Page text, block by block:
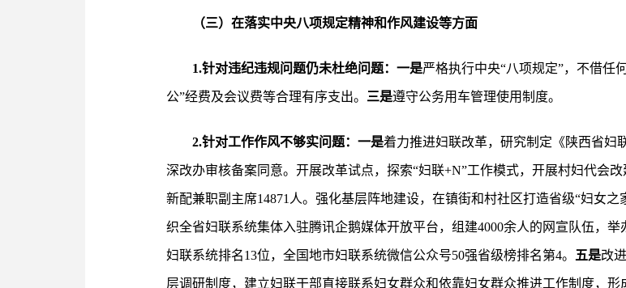
（三）在落实中央八项规定精神和作风建设等方面
1.针对违纪违规问题仍未杜绝问题：一是严格执行中央“八项规定”，不借任
公”经费及会议费等合理有序支出。 三是遵守公务用车管理使用制度。
2.针对工作作风不够实问题：一是着力推进妇联改革，研究制定《陕西省妇
深改办审核备案同意。开展改革试点，探索“妇联+N”工作模式，开展村妇代会
新配兼职副主席14871人。强化基层阵地建设，在镇街和村社区打造省级“妇女之
织全省妇联系统集体入驻腾讯企鹅媒体开放平台，组建4000余人的网宣队伍，
妇联系统排名13位，全国地市妇联系统微信公众号50强省级榜排名第4。 五是改
层调研制度，建立妇联干部直接联系妇女群众和依靠妇女群众推进工作制度，形